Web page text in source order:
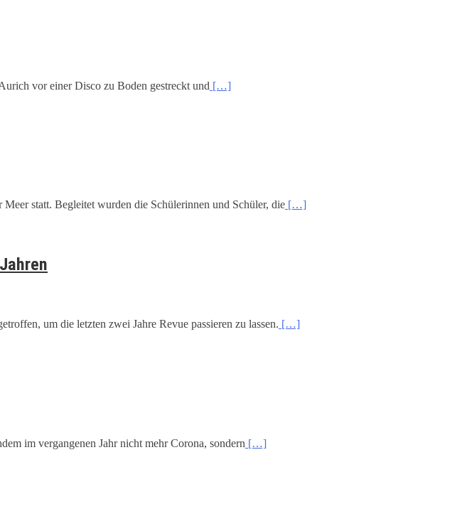
vor einer Disco zu Boden gestreckt und […]
statt. Begleitet wurden die Schülerinnen und Schüler, die […]
um die letzten zwei Jahre Revue passieren zu lassen. […]
im vergangenen Jahr nicht mehr Corona, sondern […]